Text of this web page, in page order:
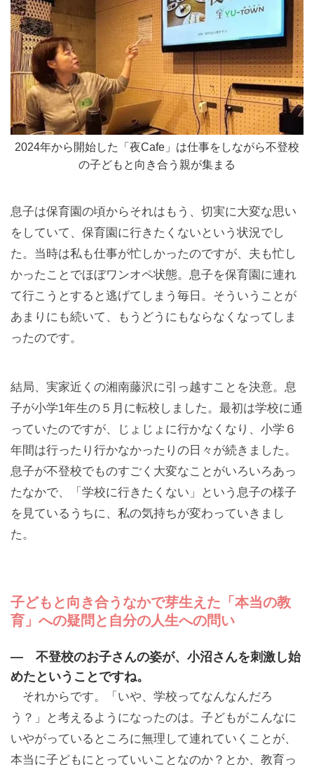
2024年から開始した「夜Cafe」は仕事をしながら不登校
の子どもと向き合う親が集まる
息子は保育園の頃からそれはもう、切実に大変な思い
をしていて、保育園に行きたくないという状況でし
た。当時は私も仕事が忙しかったのですが、夫も忙し
かったことでほぼワンオペ状態。息子を保育園に連れ
て行こうとすると逃げてしまう毎日。そういうことが
あまりにも続いて、もうどうにもならなくなってしま
ったのです。
結局、実家近くの湘南藤沢に引っ越すことを決意。息
子が小学1年生の５月に転校しました。最初は学校に通
っていたのですが、じょじょに行かなくなり、小学６
年間は行ったり行かなかったりの日々が続きました。
息子が不登校でものすごく大変なことがいろいろあっ
たなかで、「学校に行きたくない」という息子の様子
を見ているうちに、私の気持ちが変わっていきまし
た。
子どもと向き合うなかで芽生えた「本当の教
育」への疑問と自分の人生への問い
— 不登校のお子さんの姿が、小沼さんを刺激し始
めたということですね。
それからです。「いや、学校ってなんなんだろ
う？」と考えるようになったのは。子どもがこんなに
いやがっているところに無理して連れていくことが、
本当に子どもにとっていいことなのか？とか、教育っ